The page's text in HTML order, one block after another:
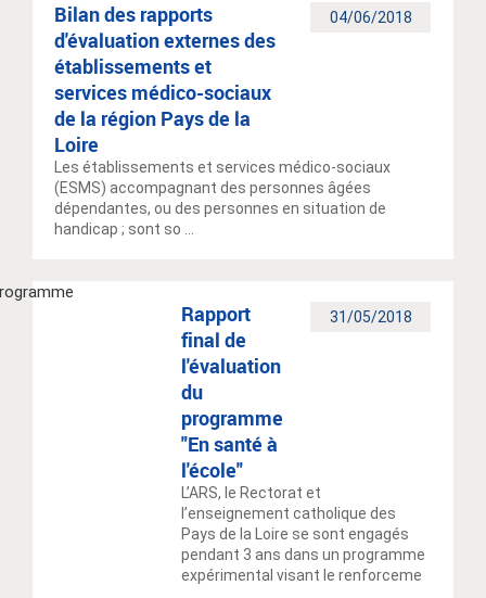
04/06/2018
Bilan des rapports
d'évaluation externes des
établissements et
services médico-sociaux
de la région Pays de la
Loire
Les établissements et services médico-sociaux
(ESMS) accompagnant des personnes âgées
dépendantes, ou des personnes en situation de
handicap ; sont so ...
31/05/2018
Rapport
final de
l'évaluation
du
programme
"En santé à
l'école"
L’ARS, le Rectorat et
l’enseignement catholique des
Pays de la Loire se sont engagés
pendant 3 ans dans un programme
expérimental visant le renforceme